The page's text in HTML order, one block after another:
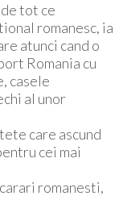
tot ce
romanesc, ia
atunci cand o
Romania cu
casele
al unor
care ascund
cei mai
romanesti,